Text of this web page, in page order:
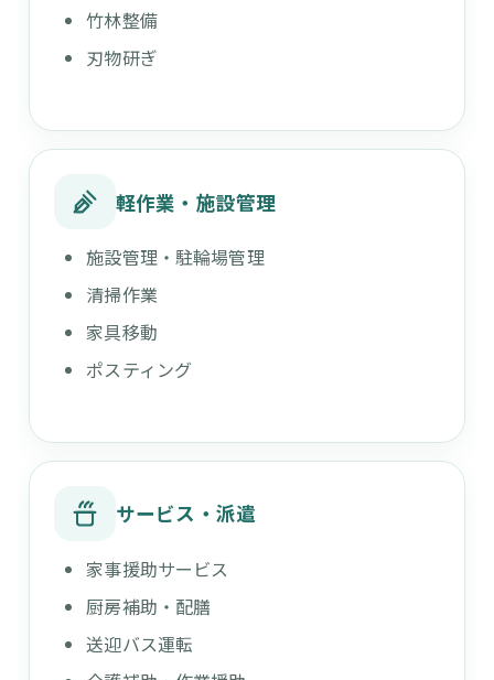
竹林整備
刃物研ぎ
軽作業・施設管理
施設管理・駐輪場管理
清掃作業
家具移動
ポスティング
サービス・派遣
家事援助サービス
厨房補助・配膳
送迎バス運転